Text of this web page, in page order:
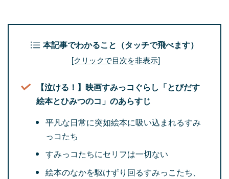
本記事でわかること（タッチで飛べます）
[クリックで目次を非表示]
【泣ける！】映画すみっコぐらし「とびだす
絵本とひみつのコ」のあらすじ
平凡な日常に突如絵本に吸い込まれるすみ
っコたち
すみっコたちにセリフは一切ない
絵本のなかを駆けずり回るすみっこたち、